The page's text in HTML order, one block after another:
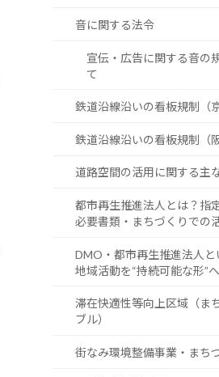
音に関する法令
宣伝・広告に関する音の
て
鉄道沿線沿いの看板規制（
鉄道沿線沿いの看板規制（
道路空間の活用に関する主
都市再生推進法人とは？指
必要書類・まちづくりでの
DMO・都市再生推進法人と
地域活動を“持続可能な形”
滞在快適性等向上区域（ま
ブル）
街なみ環境整備事業・まち